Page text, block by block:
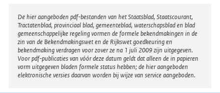
Disclaimer
De hier aangeboden pdf-bestanden van het Staatsblad, Staatscourant,
Tractatenblad, provinciaal blad, gemeenteblad, waterschapsblad en blad
gemeenschappelijke regeling vormen de formele bekendmakingen in de
zin van de Bekendmakingswet en de Rijkswet goedkeuring en
bekendmaking verdragen voor zover ze na 1 juli 2009 zijn uitgegeven.
Voor pdf-publicaties van vóór deze datum geldt dat alleen de in papieren
vorm uitgegeven bladen formele status hebben; de hier aangeboden
elektronische versies daarvan worden bij wijze van service aangeboden.